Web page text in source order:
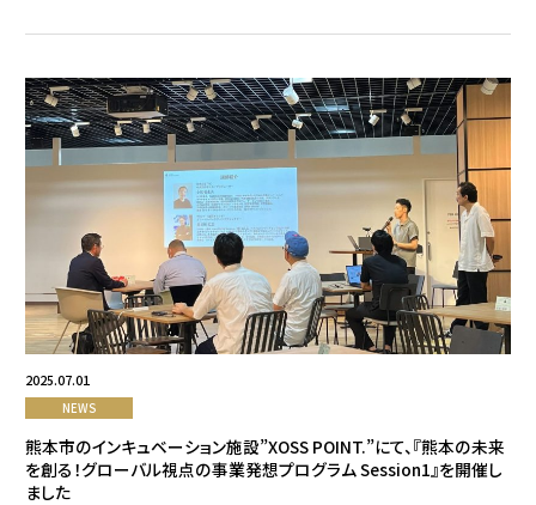
2025.07.01
NEWS
熊本市のインキュベーション施設”XOSS POINT.”にて、『熊本の未来
を創る！グローバル視点の事業発想プログラム Session1』を開催し
ました